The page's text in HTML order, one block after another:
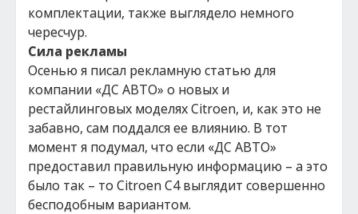
комплектации, также выглядело немного
чересчур.
Сила рекламы
Осенью я писал рекламную статью для
компании «ДС АВТО» о новых и
рестайлинговых моделях Citroen, и, как это не
забавно, сам поддался ее влиянию. В тот
момент я подумал, что если «ДС АВТО»
предоставил правильную информацию – а это
было так – то Citroen C4 выглядит совершенно
бесподобным вариантом.